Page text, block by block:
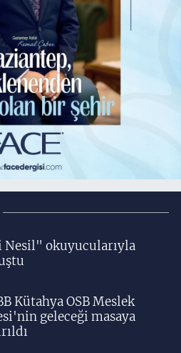
okuyucularıyla
Kütahya OSB Meslek
geleceği masaya